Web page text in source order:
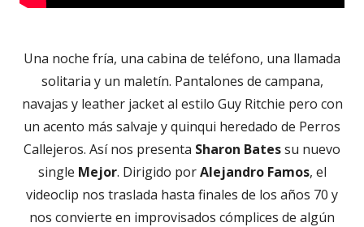
Una noche fría, una cabina de teléfono, una llamada
solitaria y un maletín. Pantalones de campana,
navajas y leather jacket al estilo Guy Ritchie pero con
un acento más salvaje y quinqui heredado de Perros
Callejeros. Así nos presenta Sharon Batessu nuevo
single Mejor. Dirigido porAlejandro Famos, el
videoclip nos traslada hasta finales de los años 70 y
nos convierte en improvisados cómplices de algún